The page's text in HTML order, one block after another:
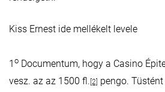
Kiss Ernest ide mellékelt levele
1 o Documentum, hogy a Casino
vesz. az az 1500 fl. [2] pengo.